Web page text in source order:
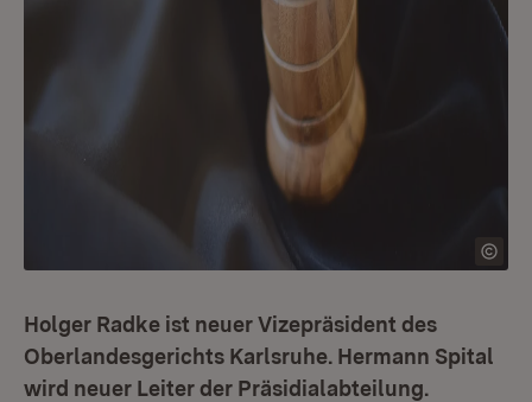
Holger Radke ist neuer Vizepräsident des
Oberlandesgerichts Karlsruhe. Hermann Spital
wird neuer Leiter der Präsidialabteilung.